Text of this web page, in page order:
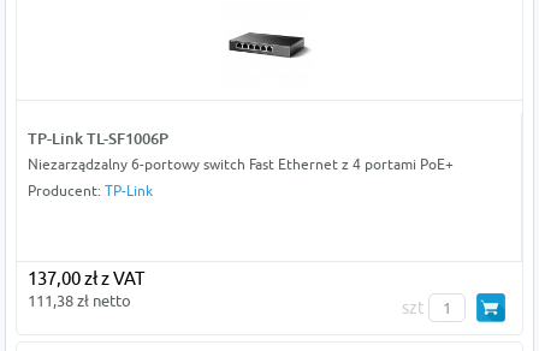
TP-Link TL-SF1006P
Niezarządzalny 6-portowy switch Fast Ethernet z 4 portami PoE+
Producent: TP-Link
137,00 zł z VAT
111,38 zł netto szt